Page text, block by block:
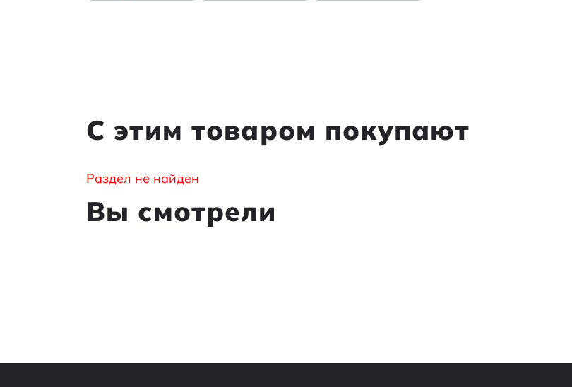
С этим товаром покупают
Раздел не найден
Вы смотрели